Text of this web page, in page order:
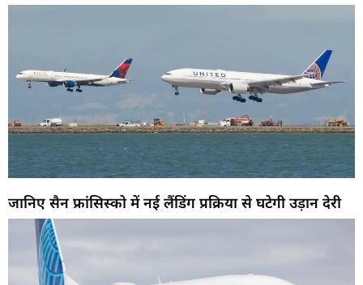
जानिए सैन फ्रांसिस्को में नई लैंडिंग प्रक्रिया से घटेगी उड़ान देरी